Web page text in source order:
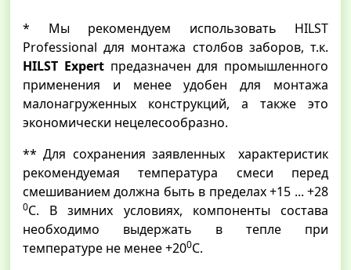
* Мы рекомендуем использовать HILST
Professional для монтажа столбов заборов, т.к.
HILST Expertпредазначен для промышленного
применения и менее удобен для монтажа
малонагруженных конструкций, а также это
экономически нецелесообразно.
** Для сохранения заявленных характеристик
рекомендуемая температура смеси перед
смешиванием должна быть в пределах +15 ... +28
0С. В зимних условиях, компоненты состава
необходимо выдержать в тепле при
температуре не менее +200С.